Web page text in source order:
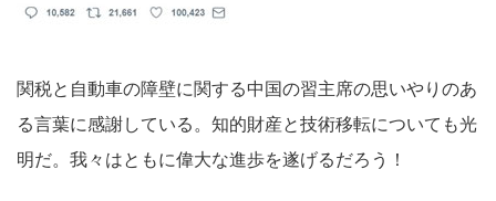
関税と自動車の障壁に関する中国の習主席の思いやりのあ
る言葉に感謝している。知的財産と技術移転についても光
明だ。我々はともに偉大な進歩を遂げるだろう！